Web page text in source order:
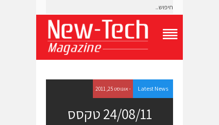
g
l
e
N
Latest News - אוגוסט 25, 2011
24/08/11 טקסס